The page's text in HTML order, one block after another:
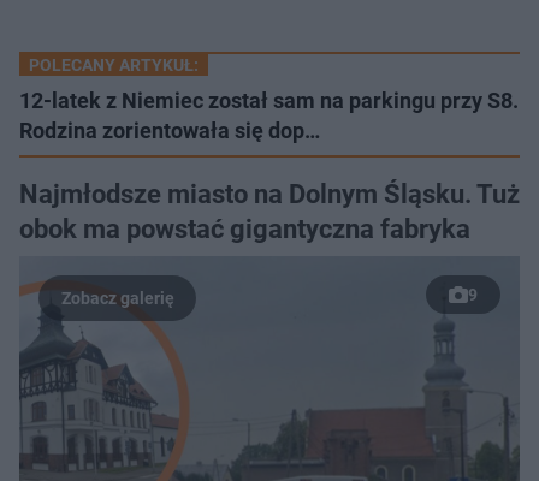
POLECANY ARTYKUŁ:
12-latek z Niemiec został sam na parkingu przy S8.
Rodzina zorientowała się dop…
Najmłodsze miasto na Dolnym Śląsku. Tuż
obok ma powstać gigantyczna fabryka
9